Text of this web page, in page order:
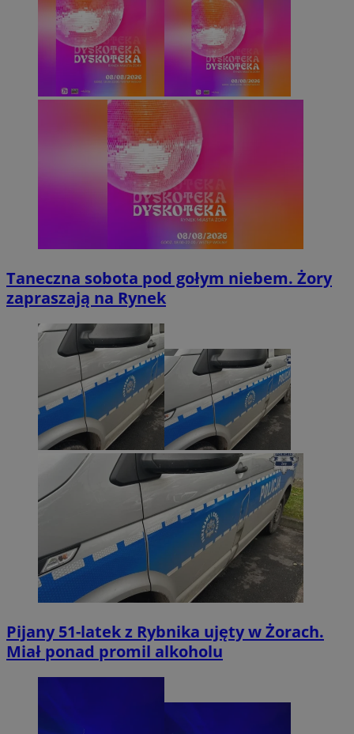
Taneczna sobota pod gołym niebem. Żory
zapraszają na Rynek
Pijany 51-latek z Rybnika ujęty w Żorach.
Miał ponad promil alkoholu